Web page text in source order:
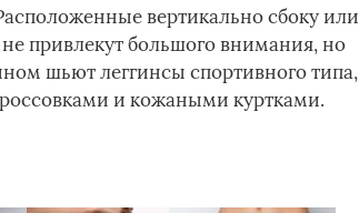
вертикально сбоку или
привлекут большого внимания, но
шьют леггинсы спортивного типа,
и кожаными куртками.